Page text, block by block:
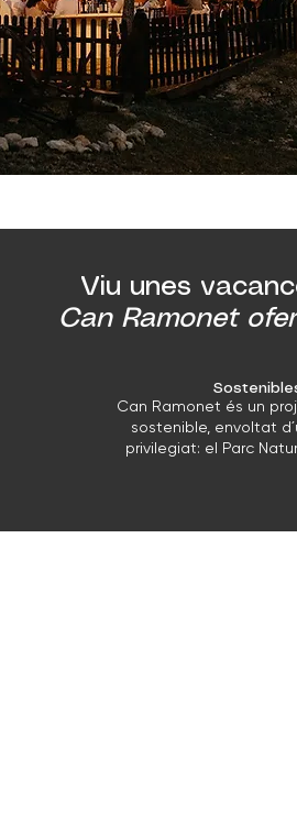
Viu unes
Can Ramonet
Can Ramonet és un
sostenible, envoltat
privilegiat: el Parc